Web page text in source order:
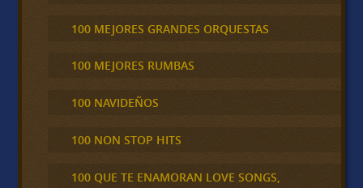
100 MEJORES GRANDES ORQUESTAS
100 MEJORES RUMBAS
100 NAVIDEÑOS
100 NON STOP HITS
100 QUE TE ENAMORAN LOVE SONGS,